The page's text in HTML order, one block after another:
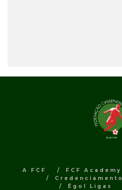
A FCF FCF Academy
Credenciamento
Égol Ligas